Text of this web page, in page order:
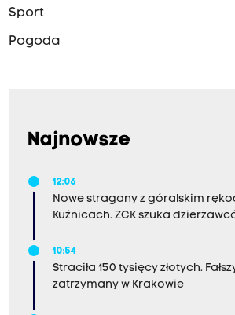
Sport
Pogoda
Najnowsze
12:06
Nowe stragany z góralskim
Kuźnicach. ZCK szuka
10:54
Straciła 150 tysięcy złotych.
zatrzymany w Krakowie